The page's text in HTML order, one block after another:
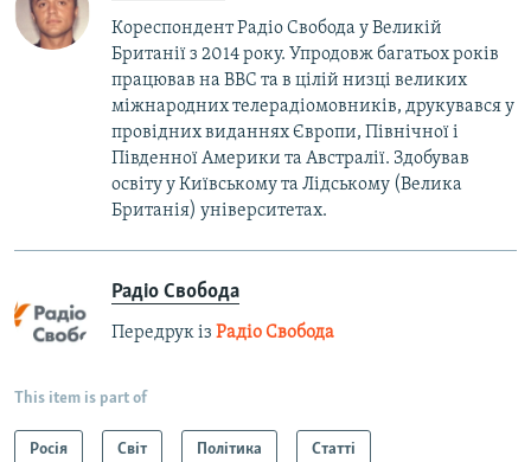
Кореспондент Радіо Свобода у Великій
Британії з 2014 року. Упродовж багатьох років
працював на BBC та в цілій низці великих
міжнародних телерадіомовників, друкувався у
провідних виданнях Європи, Північної і
Південної Америки та Австралії. Здобував
освіту у Київському та Лідському (Велика
Британія) університетах.
Радіо Свобода
Передрук із Радіо Свобода
This item is part of
Росія Світ Політика Статті